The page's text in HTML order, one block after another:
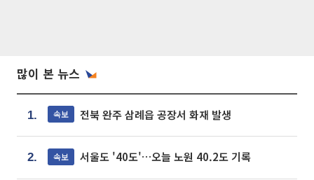
많이 본 뉴스
1. 속보 전북 완주 삼례읍 공장서 화재 발생
2. 속보 서울도 '40도'…오늘 노원 40.2도 기록